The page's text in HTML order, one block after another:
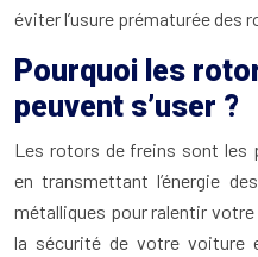
éviter l’usure prématurée des
Pourquoi les
peuvent s’user ?
Les rotors de freins sont les
en transmettant l’énergie
métalliques pour ralentir
la sécurité de votre voiture